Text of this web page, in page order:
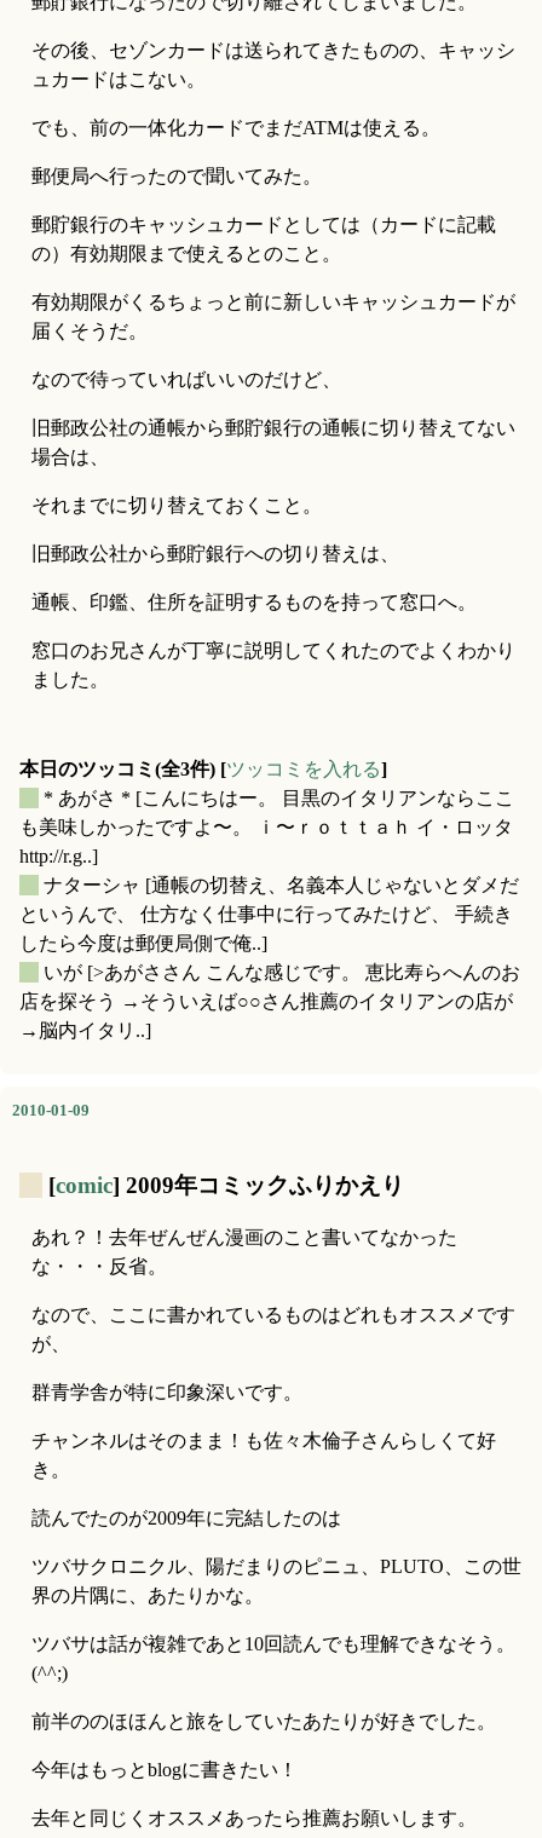
その後、セゾンカードは送られてきたものの、キャッシ
ュカードはこない。
でも、前の一体化カードでまだATMは使える。
郵便局へ行ったので聞いてみた。
郵貯銀行のキャッシュカードとしては（カードに記載
の）有効期限まで使えるとのこと。
有効期限がくるちょっと前に新しいキャッシュカードが
届くそうだ。
なので待っていればいいのだけど、
旧郵政公社の通帳から郵貯銀行の通帳に切り替えてない
場合は、
それまでに切り替えておくこと。
旧郵政公社から郵貯銀行への切り替えは、
通帳、印鑑、住所を証明するものを持って窓口へ。
窓口のお兄さんが丁寧に説明してくれたのでよくわかり
ました。
本日のツッコミ(全3件) [ツッコミを入れる]
* あがさ * [こんにちはー。 目黒のイタリアンならここ
も美味しかったですよ〜。 ｉ〜ｒｏｔｔａｈ イ・ロッタ
http://r.g..]
ナターシャ [通帳の切替え、名義本人じゃないとダメだ
というんで、 仕方なく仕事中に行ってみたけど、 手続き
したら今度は郵便局側で俺..]
いが [>あがささん こんな感じです。 恵比寿らへんのお
店を探そう →そういえば○○さん推薦のイタリアンの店が
→脳内イタリ..]
2010-01-09
[comic] 2009年コミックふりかえり
あれ？！去年ぜんぜん漫画のこと書いてなかった
な・・・反省。
なので、ここに書かれているものはどれもオススメです
が、
群青学舎が特に印象深いです。
チャンネルはそのまま！も佐々木倫子さんらしくて好
き。
読んでたのが2009年に完結したのは
ツバサクロニクル、陽だまりのピニュ、PLUTO、この世
界の片隅に、あたりかな。
ツバサは話が複雑であと10回読んでも理解できなそう。
(^^;)
前半ののほほんと旅をしていたあたりが好きでした。
今年はもっとblogに書きたい！
去年と同じくオススメあったら推薦お願いします。